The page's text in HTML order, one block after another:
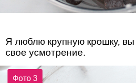
Я люблю крупную крошку, вы
свое усмотрение.
Фото 3